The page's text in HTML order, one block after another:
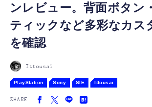
ガジェット
カルチャー
ンレビュー。背面ボタン
ティックなど多彩なカス
を確認
Ittousai
PlayStation Sony SIE Ittousai
SHARE